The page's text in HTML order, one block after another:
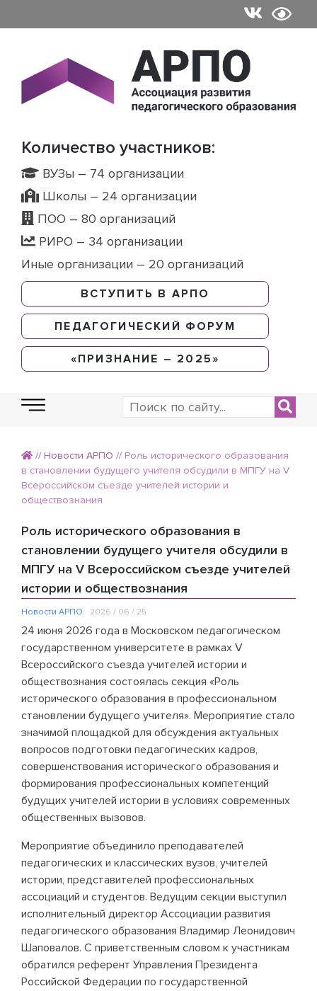
to
Количество участников:
ВУЗы – 74 организации
Школы – 24 организации
ПОО – 80 организаций
РИРО – 34 организации
Иные организации – 20 организаций
ВСТУПИТЬ В АРПО
ПЕДАГОГИЧЕСКИЙ ФОРУМ
«ПРИЗНАНИЕ – 2025»
// Новости АРПО // Роль исторического образования
в становлении будущего учителя обсудили в МПГУ на V
Всероссийском съезде учителей истории и
обществознания
Роль исторического образования в
становлении будущего учителя обсудили в
МПГУ на V Всероссийском съезде учителей
истории и обществознания
Новости АРПО 2026 / 06 / 25
24 июня 2026 года в Московском педагогическом
государственном университете в рамках V
Всероссийского съезда учителей истории и
обществознания состоялась секция «Роль
исторического образования в профессиональном
становлении будущего учителя». Мероприятие стало
значимой площадкой для обсуждения актуальных
вопросов подготовки педагогических кадров,
совершенствования исторического образования и
формирования профессиональных компетенций
будущих учителей истории в условиях современных
общественных вызовов.
Мероприятие объединило преподавателей
педагогических и классических вузов, учителей
истории, представителей профессиональных
ассоциаций и студентов. Ведущим секции выступил
исполнительный директор Ассоциации развития
педагогического образования Владимир Леонидович
Шаповалов. С приветственным словом к участникам
обратился референт Управления Президента
Российской Федерации по государственной